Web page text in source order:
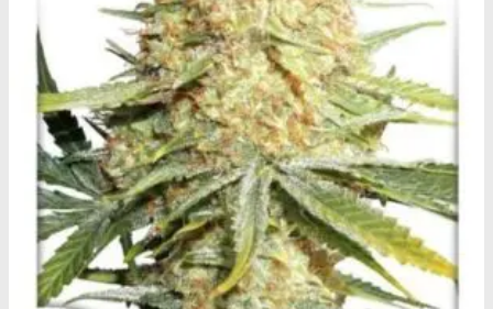
Benzoer renhedstest
GHB/Hætter
GHB/Hætter renhedstest
Ketamin
Ketamin renhedstest
MCPP
MCPP test